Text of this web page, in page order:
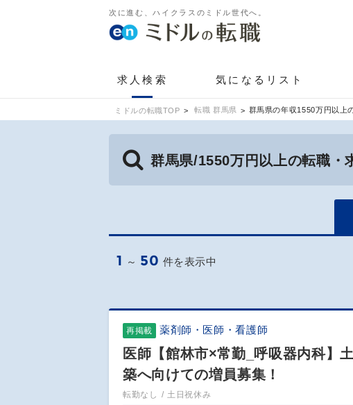
次に進む、ハイクラスのミドル世代へ。
求人検索 気になるリスト
ミドルの転職TOP 転職 群馬県 群馬県の年収1550万円以上
群馬県/1550万円以上の転職・
1 ～ 50 件を表示中
再掲載 薬剤師・医師・看護師
医師【館林市×常勤_呼吸器内科
築へ向けての増員募集！
転勤なし 土日祝休み